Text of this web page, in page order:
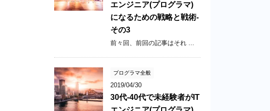
エンジニア(プログラマ)
になるための戦略と戦術-
その3
前々回、前回の記事はそれ ...
プログラマ全般
2019/04/30
30代-40代で未経験者がIT